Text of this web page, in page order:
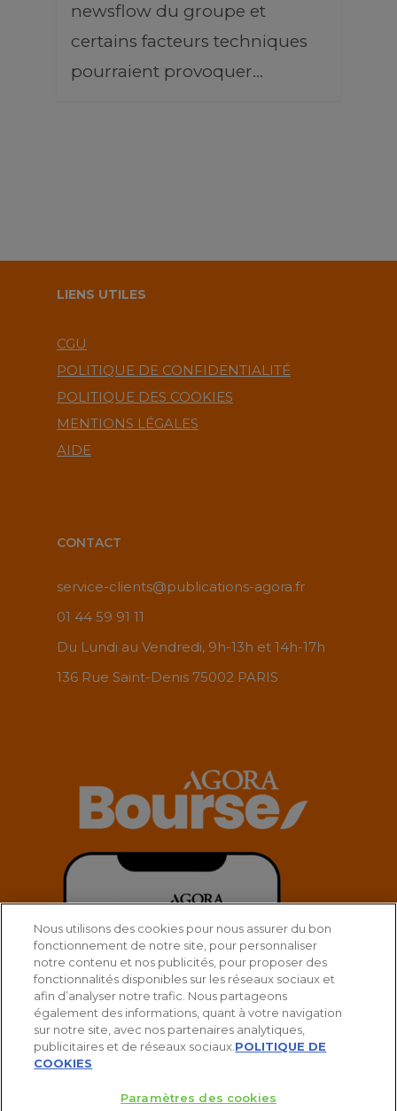
newsflow du groupe et
certains facteurs techniques
pourraient provoquer…
LIENS UTILES
CGU
POLITIQUE DE CONFIDENTIALITÉ
POLITIQUE DES COOKIES
MENTIONS LÉGALES
AIDE
CONTACT
service-clients@publications-agora.fr
01 44 59 91 11
Du Lundi au Vendredi, 9h-13h et 14h-17h
136 Rue Saint-Denis 75002 PARIS
Nous utilisons des cookies pour nous assurer du bon
fonctionnement de notre site, pour personnaliser
notre contenu et nos publicités, pour proposer des
fonctionnalités disponibles sur les réseaux sociaux et
afin d’analyser notre trafic. Nous partageons
également des informations, quant à votre navigation
sur notre site, avec nos partenaires analytiques,
publicitaires et de réseaux sociaux. POLITIQUE DE
COOKIES
Paramètres des cookies